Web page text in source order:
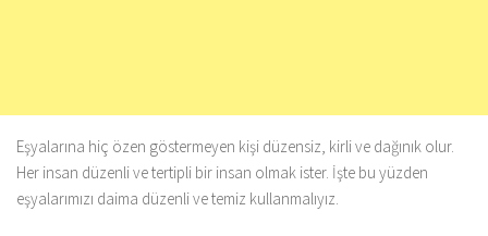
Eşyalarına hiç özen göstermeyen kişi düzensiz, kirli ve dağınık olur.
Her insan düzenli ve tertipli bir insan olmak ister. İşte bu yüzden
eşyalarımızı daima düzenli ve temiz kullanmalıyız.